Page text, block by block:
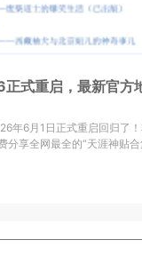
式重启，最新官方
年6月1日正式重启回归了
分享全网最全的“天涯神贴